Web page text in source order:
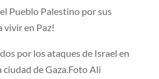
Pueblo Palestino por sus
vivir en Paz!
por los ataques de Israel en
de Gaza.Foto Ali